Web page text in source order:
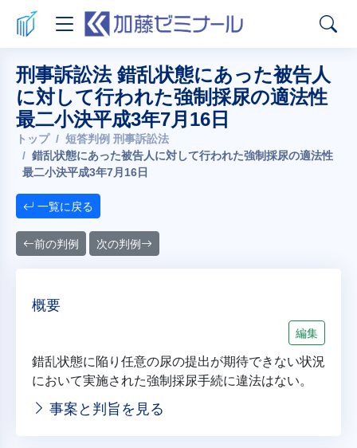
刑事訴訟法 錯乱状態にあった被告人
に対して行われた強制採尿の適法性
最二小決平成3年7月16日
トップ
短答判例 刑事訴訟法
錯乱状態にあった被告人に対して行われた強制採尿の適法性
最二小決平成3年7月16日
一覧に戻る
前の判例 次の判例
概要
編集
錯乱状態に陥り任意の尿の提出が期待できない状況
において実施された強制採尿手続に違法はない。
事案と判旨を見る